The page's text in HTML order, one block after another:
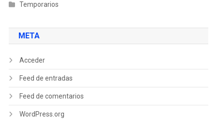
Temporarios
META
Acceder
Feed de entradas
Feed de comentarios
WordPress.org